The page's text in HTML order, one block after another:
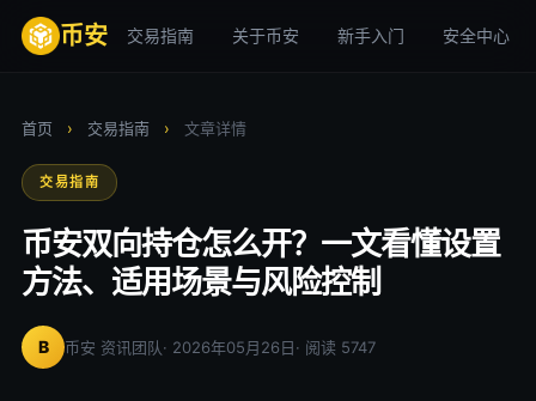
币安 交易指南 关于币安 新手入门 安全中心
首页 › 交易指南 › 文章详情
交易指南
币安双向持仓怎么开？一文看懂设置
方法、适用场景与风险控制
B 币安 资讯团队· 2026年05月26日· 阅读 5747